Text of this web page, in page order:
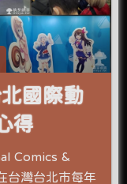
國際動
得
Comics &
台灣台北市每年